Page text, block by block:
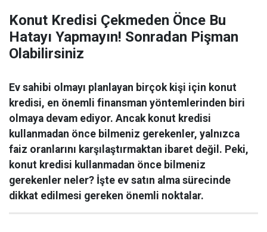
Konut Kredisi Çekmeden Önce Bu
Hatayı Yapmayın! Sonradan Pişman
Olabilirsiniz
Ev sahibi olmayı planlayan birçok kişi için konut
kredisi, en önemli finansman yöntemlerinden biri
olmaya devam ediyor. Ancak konut kredisi
kullanmadan önce bilmeniz gerekenler, yalnızca
faiz oranlarını karşılaştırmaktan ibaret değil. Peki,
konut kredisi kullanmadan önce bilmeniz
gerekenler neler? İşte ev satın alma sürecinde
dikkat edilmesi gereken önemli noktalar.